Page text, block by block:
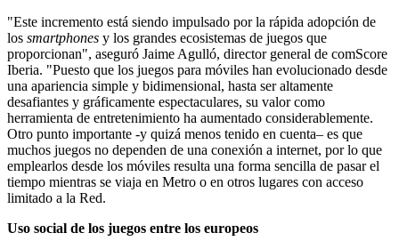
"Este incremento está siendo impulsado por la rápida adopción de
los smartphones y los grandes ecosistemas de juegos que
proporcionan", aseguró Jaime Agulló, director general de comScore
Iberia. "Puesto que los juegos para móviles han evolucionado desde
una apariencia simple y bidimensional, hasta ser altamente
desafiantes y gráficamente espectaculares, su valor como
herramienta de entretenimiento ha aumentado considerablemente.
Otro punto importante -y quizá menos tenido en cuenta– es que
muchos juegos no dependen de una conexión a internet, por lo que
emplearlos desde los móviles resulta una forma sencilla de pasar el
tiempo mientras se viaja en Metro o en otros lugares con acceso
limitado a la Red.
Uso social de los juegos entre los europeos